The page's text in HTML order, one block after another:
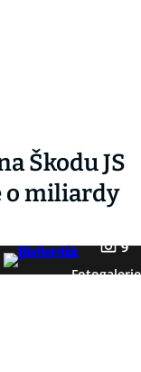
Škodu JS
o miliardy
9
Fotogalerie